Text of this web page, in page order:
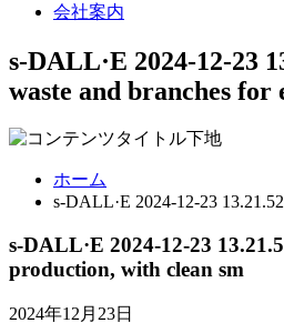
会社案内
s-DALL·E 2024-12-23
waste and branches
ホーム
s-DALL·E 2024-12-23
s-DALL·E 2024-12-23
production, with clean sm
2024年12月23日